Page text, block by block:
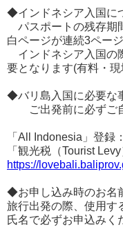
◆インドネシア入国に
パスポートの残存期
白ページが連続3ペー
インドネシア入国の
要となります(有料・現
◆バリ島入国に必要な
ご出発前に必ずご自
「All Indonesia」登録：
「観光税（Tourist
https://
◆お申し込み時のお名
旅行出発の際、使用す
氏名で必ずお申込みく